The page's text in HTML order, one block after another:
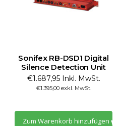
Sonifex RB-DSD1 Digital
Silence Detection Unit
€1.687,95 Inkl. MwSt.
€1.395,00 exkl. MwSt.
Zum Warenkorb hinzufügen